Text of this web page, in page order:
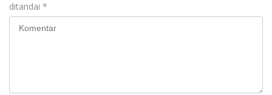
ditandai *